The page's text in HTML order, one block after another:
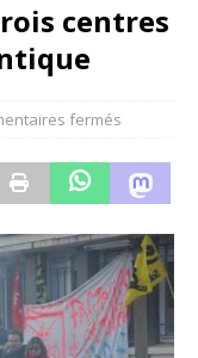
centres
fermés